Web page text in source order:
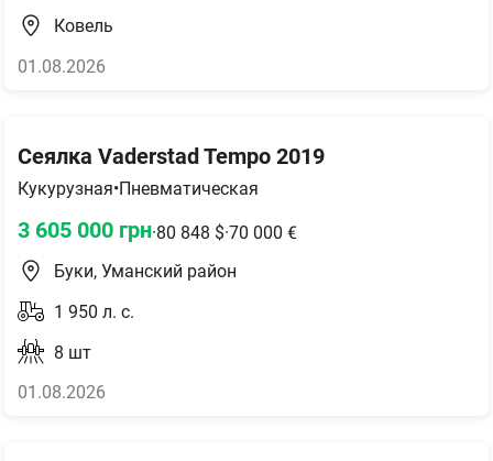
Ковель
01.08.2026
Сеялка Vaderstad Tempo 2019
Кукурузная•Пневматическая
3 605 000 грн·80 848 $·70 000 €
Буки, Уманский район
1 950 л. с.
8 шт
01.08.2026